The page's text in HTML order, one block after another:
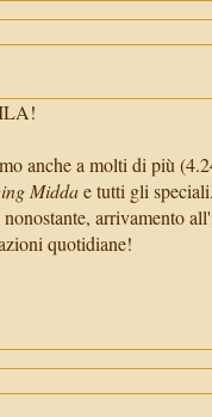
anche a molti di più
Middae tutti gli
arrivamento
quotidiane!